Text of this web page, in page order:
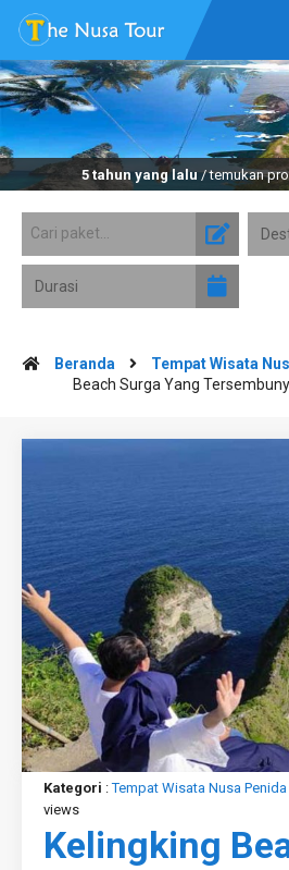
5 tahun yang lalu/ temukan promo-promo
Beranda Tempat Wisata
Beach Surga Yang
Kategori :Tempat Wisata Nusa Penida
views
Kelingking